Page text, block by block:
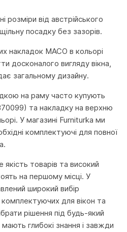
розміри від австрійського
посадку без зазорів.
накладок MACO в кольорі
досконалого вигляду вікна,
загальному дизайну.
на раму часто купують
та накладку на верхню
У магазині Furniturka ми
комплектуючі для повної
товарів та високий
на першому місці. У
широкий вибір
для вікон та
рішення під будь-який
глибокі знання і завжди